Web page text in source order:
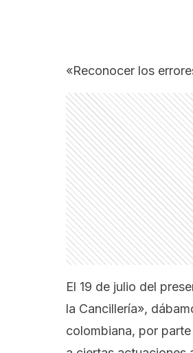
«Reconocer los
El 19 de julio del
la Cancillería»,
colombiana, por